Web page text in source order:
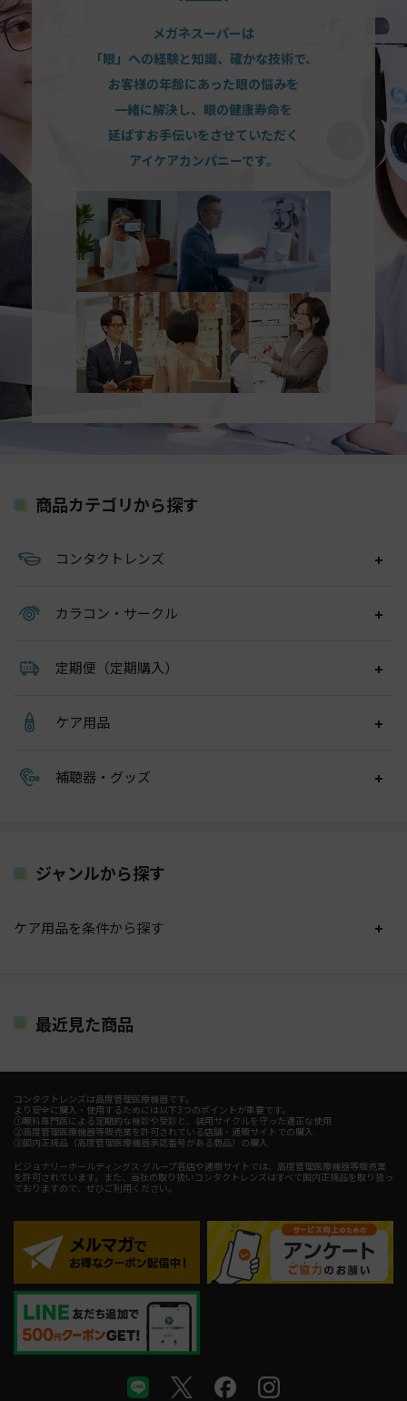
メガネスーパーは
「眼」への経験と知識、確かな技術で、
お客様の年齢にあった眼の悩みを
一緒に解決し、眼の健康寿命を
延ばすお手伝いをさせていただく
アイケアカンパニーです。
商品カテゴリから探す
コンタクトレンズ
カラコン・サークル
定期便（定期購入）
ケア用品
補聴器・グッズ
ジャンルから探す
ケア用品を条件から探す
最近見た商品
コンタクトレンズは高度管理医療機器です。
より安全に購入・使用するためには以下3つのポイントが重要です。
①眼科専門医による定期的な検診や受診と、装用サイクルを守った適正な使用
②高度管理医療機器等販売業を許可されている店舗・通販サイトでの購入
③国内正規品（高度管理医療機器承認番号がある商品）の購入
ビジョナリーホールディングス グループ各店や通販サイトでは、高度管理医療機器等販売業
を許可されています。また、当社の取り扱いコンタクトレンズはすべて国内正規品を取り扱っ
ておりますので、ぜひご利用ください。